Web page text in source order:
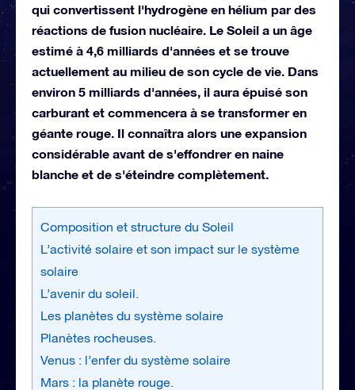
qui convertissent l'hydrogène en hélium par des
réactions de fusion nucléaire. Le Soleil a un âge
estimé à 4,6 milliards d'années et se trouve
actuellement au milieu de son cycle de vie. Dans
environ 5 milliards d'années, il aura épuisé son
carburant et commencera à se transformer en
géante rouge. Il connaîtra alors une expansion
considérable avant de s'effondrer en naine
blanche et de s'éteindre complètement.
Composition et structure du Soleil
L’activité solaire et son impact sur le système
solaire
L’avenir du soleil.
Les planètes du système solaire
Planètes rocheuses.
Venus : l’enfer du système solaire
Mars : la planète rouge.